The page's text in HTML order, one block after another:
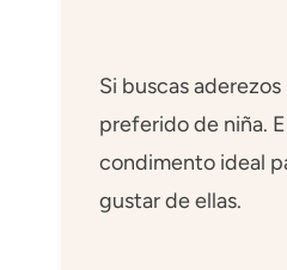
Si buscas
preferido de niña.
condimento ideal
gustar de ellas.